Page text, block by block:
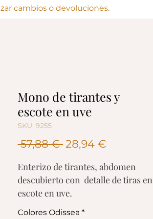
cambios o devoluciones.
Mono de tirantes y
escote en uve
SKU: 9255
57,88 € Precio
28,94 €
oferta
Enterizo de tirantes, abdomen
descubierto con detalle de tiras en
escote en uve.
Escote en uve con aplique dorado.
Colores Odissea *